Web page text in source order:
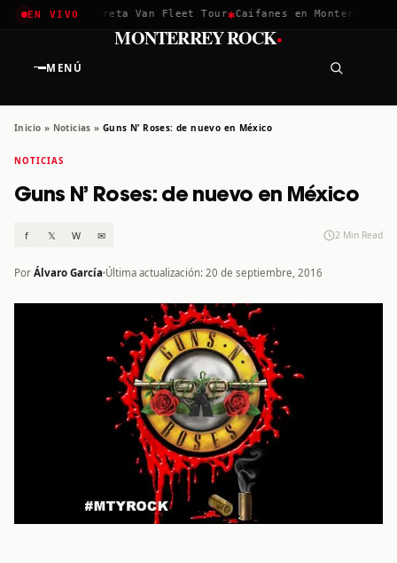
EN VIVO
2026✱ Greta Van Fleet Tour✱ Caifanes en Monterrey · 12
MENÚ
MONTERREY ROCK·
Inicio » Noticias » Guns N’ Roses: de nuevo en México
NOTICIAS
Guns N’ Roses: de nuevo en México
f 𝕏 W ✉ 2 Min Read
Por Álvaro García Última actualización: 20 de septiembre, 2016